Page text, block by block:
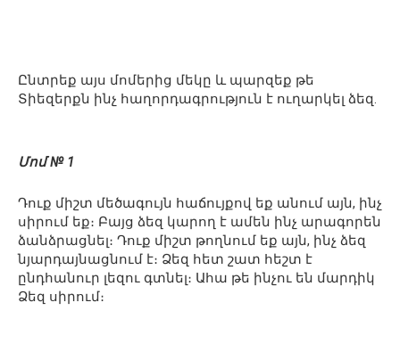
Ընտրեք այս մոմերից մեկը և պարզեք թե
Տիեզերքն ինչ հաղորդագրություն է ուղարկել ձեզ.
Մոմ № 1
Դուք միշտ մեծագույն հաճույքով եք անում այն, ինչ
սիրում եք։ Բայց ձեզ կարող է ամեն ինչ արագորեն
ձանձրացնել։ Դուք միշտ թողնում եք այն, ինչ ձեզ
նյարդայնացնում է։ Ձեզ հետ շատ հեշտ է
ընդհանուր լեզու գտնել։ Ահա թե ինչու են մարդիկ
Ձեզ սիրում։